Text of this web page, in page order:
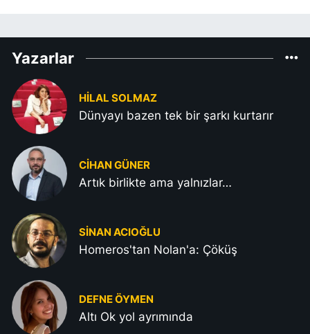
Yazarlar
HILAL SOLMAZ
Dünyayı bazen tek bir şarkı kurtarır
CIHAN GÜNER
Artık birlikte ama yalnızlar…
SINAN ACIOĞLU
Homeros'tan Nolan'a: Çöküş
DEFNE ÖYMEN
Altı Ok yol ayrımında